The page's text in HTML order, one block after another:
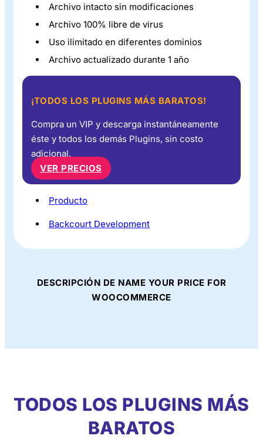
Archivo intacto sin modificaciones
Archivo 100% libre de virus
Uso ilimitado en diferentes dominios
Archivo actualizado durante 1 año
¡TODOS LOS PLUGINS MÁS BARATOS!
Compra un VIP y descarga instantáneamente
éste y todos los demás Plugins, sin costo
adicional.
VER PRECIOS
Producto
Backcourt Development
DESCRIPCIÓN DE NAME YOUR PRICE FOR
WOOCOMMERCE
TODOS LOS PLUGINS MÁS
BARATOS